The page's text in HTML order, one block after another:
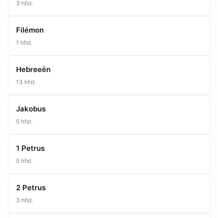
3 hfst.
Filémon
1 hfst.
Hebreeën
13 hfst.
Jakobus
5 hfst.
1 Petrus
5 hfst.
2 Petrus
3 hfst.